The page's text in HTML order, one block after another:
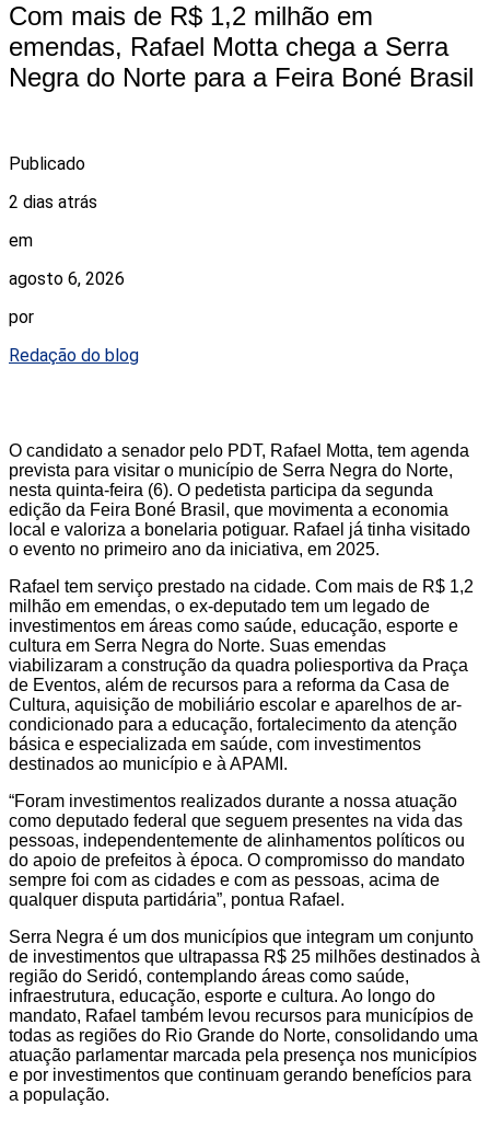
Com mais de R$ 1,2 milhão em
emendas, Rafael Motta chega a Serra
Negra do Norte para a Feira Boné Brasil
Publicado
2 dias atrás
em
agosto 6, 2026
por
Redação do blog
O candidato a senador pelo PDT, Rafael Motta, tem agenda
prevista para visitar o município de Serra Negra do Norte,
nesta quinta-feira (6). O pedetista participa da segunda
edição da Feira Boné Brasil, que movimenta a economia
local e valoriza a bonelaria potiguar. Rafael já tinha visitado
o evento no primeiro ano da iniciativa, em 2025.
Rafael tem serviço prestado na cidade. Com mais de R$ 1,2
milhão em emendas, o ex-deputado tem um legado de
investimentos em áreas como saúde, educação, esporte e
cultura em Serra Negra do Norte. Suas emendas
viabilizaram a construção da quadra poliesportiva da Praça
de Eventos, além de recursos para a reforma da Casa de
Cultura, aquisição de mobiliário escolar e aparelhos de ar-
condicionado para a educação, fortalecimento da atenção
básica e especializada em saúde, com investimentos
destinados ao município e à APAMI.
“Foram investimentos realizados durante a nossa atuação
como deputado federal que seguem presentes na vida das
pessoas, independentemente de alinhamentos políticos ou
do apoio de prefeitos à época. O compromisso do mandato
sempre foi com as cidades e com as pessoas, acima de
qualquer disputa partidária”, pontua Rafael.
Serra Negra é um dos municípios que integram um conjunto
de investimentos que ultrapassa R$ 25 milhões destinados à
região do Seridó, contemplando áreas como saúde,
infraestrutura, educação, esporte e cultura. Ao longo do
mandato, Rafael também levou recursos para municípios de
todas as regiões do Rio Grande do Norte, consolidando uma
atuação parlamentar marcada pela presença nos municípios
e por investimentos que continuam gerando benefícios para
a população.